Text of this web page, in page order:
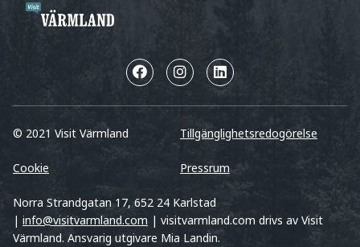
© 2021 Visit Värmland Tillgänglighetsredogörelse
Cookie Pressrum
Norra Strandgatan 17, 652 24 Karlstad
| info@visitvarmland.com | visitvarmland.com drivs av Visit
Värmland. Ansvarig utgivare Mia Landin.